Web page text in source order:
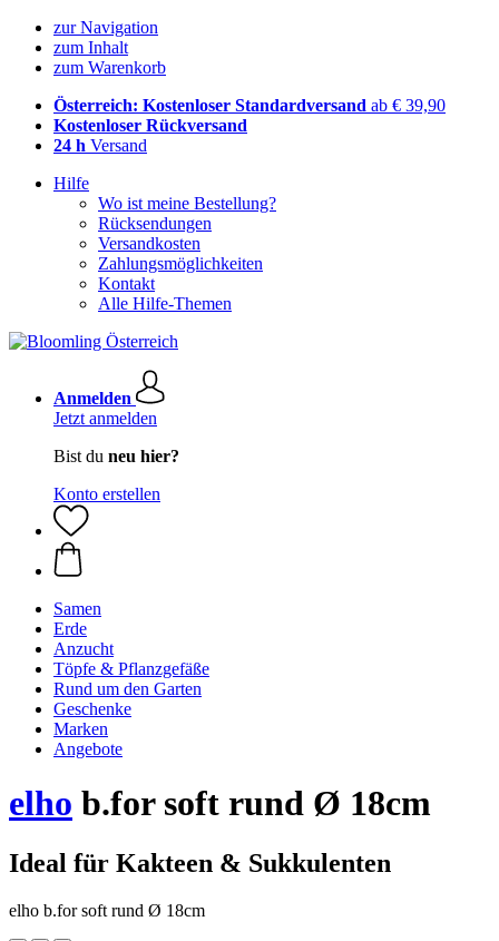
zur Navigation
zum Inhalt
zum Warenkorb
Österreich: Kostenloser Standardversand ab € 39,90
Kostenloser Rückversand
24 h Versand
Hilfe
Wo ist meine Bestellung?
Rücksendungen
Versandkosten
Zahlungsmöglichkeiten
Kontakt
Alle Hilfe-Themen
Anmelden
Jetzt anmelden
Bist du neu hier?
Konto erstellen
Samen
Erde
Anzucht
Töpfe & Pflanzgefäße
Rund um den Garten
Geschenke
Marken
Angebote
elho b.for soft rund Ø 18cm
Ideal für Kakteen & Sukkulenten
elho b.for soft rund Ø 18cm